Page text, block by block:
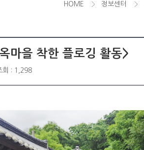
HOME 정보센터
마을 착한 플로깅 활동>
회 : 1,298